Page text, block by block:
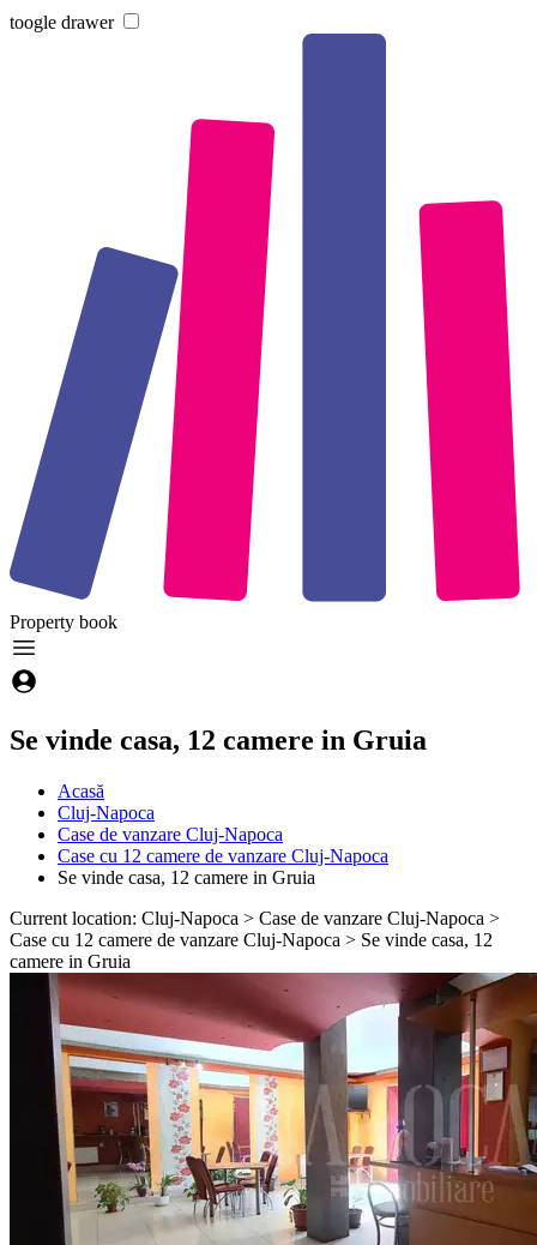
toogle drawer
Property book
Se vinde casa, 12 camere in Gruia
Acasă
Cluj-Napoca
Case de vanzare Cluj-Napoca
Case cu 12 camere de vanzare Cluj-Napoca
Se vinde casa, 12 camere in Gruia
Current location: Cluj-Napoca > Case de vanzare Cluj-Napoca >
Case cu 12 camere de vanzare Cluj-Napoca > Se vinde casa, 12
camere in Gruia